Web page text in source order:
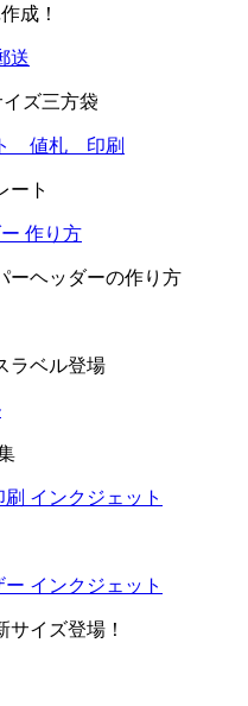
成！
ズ三方袋
ート
ーヘッダーの作り方
ラベル登場
イズ登場！